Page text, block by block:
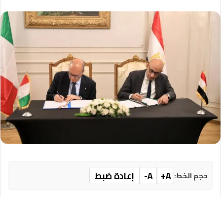
حجم الخط: A+
A-
إعادة ضبط